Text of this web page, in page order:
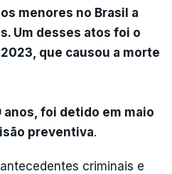
menores no Brasil a
Um desses atos foi o
que causou a morte
anos, foi detido em maio
preventiva.
criminais e